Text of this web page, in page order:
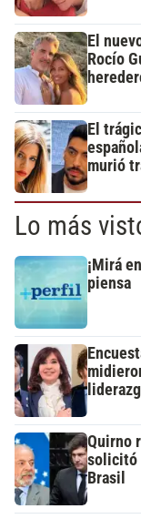
El
Rocío
El
murió
Lo más
¡Mirá
piensa
Quirno
solicitó
Brasil